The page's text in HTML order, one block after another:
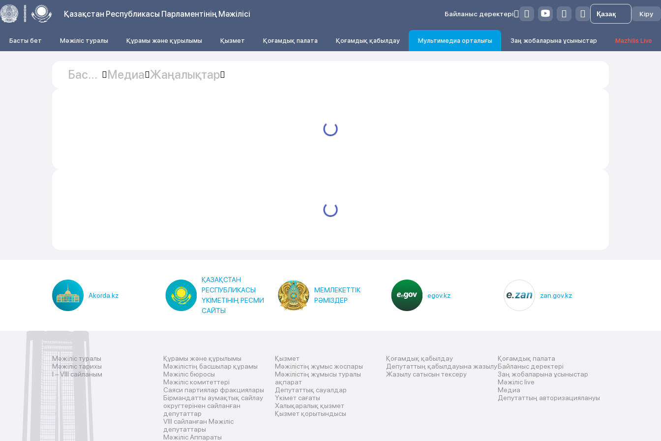
Қазақстан Республикасы Парламентінің Мәжілісі Байланыс деректері Кіру
Басты бет Мәжіліс туралы Құрамы және құрылымы Қызмет Қоғамдық палата Қоғамдық қабылдау Мультимедиа орталығы Заң жобаларына ұсыныстар Mazhilis Live
Басты
Медиа Жаңалықтар
Akorda.kz
ҚАЗАҚСТАН
РЕСПУБЛИКАСЫ
ҮКІМЕТІНІҢ РЕСМИ
САЙТЫ
МЕМЛЕКЕТТІК
РӘМІЗДЕР
egov.kz zan.gov.kz
Мәжіліс туралы
Мәжіліс тарихы
I – VIII сайланым
Құрамы және құрылымы
Мәжілістің басшылар құрамы
Мәжіліс бюросы
Мәжіліс комитеттері
Саяси партиялар фракциялары
Бірмандатты аумақтық сайлау
округтерінен сайланған
депутаттар
VIII сайланған Мәжіліс
депутаттары
Мәжіліс Аппараты
Қызмет
Мәжілістің жұмыс жоспары
Мәжілістің жұмысы туралы
ақпарат
Депутаттық сауалдар
Үкімет сағаты
Халықаралық қызмет
Қызмет қорытындысы
Қоғамдық қабылдау
Депутаттың қабылдауына жазылу
Жазылу сатысын тексеру
Қоғамдық палата
Байланыс деректері
Заң жобаларына ұсыныстар
Мәжіліс live
Медиа
Депутаттың авторизациялануы